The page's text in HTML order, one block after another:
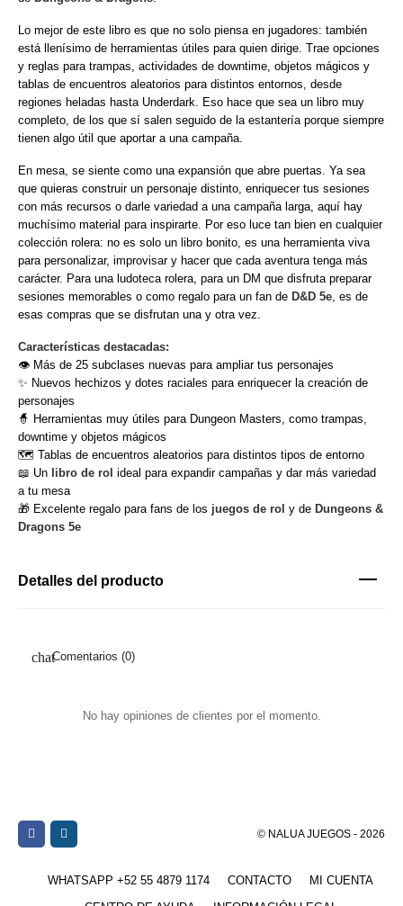
Lo mejor de este libro es que no solo piensa en jugadores: también
está llenísimo de herramientas útiles para quien dirige. Trae opciones
y reglas para trampas, actividades de downtime, objetos mágicos y
tablas de encuentros aleatorios para distintos entornos, desde
regiones heladas hasta Underdark. Eso hace que sea un libro muy
completo, de los que sí salen seguido de la estantería porque siempre
tienen algo útil que aportar a una campaña.
En mesa, se siente como una expansión que abre puertas. Ya sea
que quieras construir un personaje distinto, enriquecer tus sesiones
con más recursos o darle variedad a una campaña larga, aquí hay
muchísimo material para inspirarte. Por eso luce tan bien en cualquier
colección rolera: no es solo un libro bonito, es una herramienta viva
para personalizar, improvisar y hacer que cada aventura tenga más
carácter. Para una ludoteca rolera, para un DM que disfruta preparar
sesiones memorables o como regalo para un fan de D&D 5e, es de
esas compras que se disfrutan una y otra vez.
Características destacadas:
👁️ Más de 25 subclases nuevas para ampliar tus personajes
✨ Nuevos hechizos y dotes raciales para enriquecer la creación de
personajes
🧙 Herramientas muy útiles para Dungeon Masters, como trampas,
downtime y objetos mágicos
🗺️ Tablas de encuentros aleatorios para distintos tipos de entorno
📖 Un libro de rol ideal para expandir campañas y dar más variedad
a tu mesa
🎁 Excelente regalo para fans de los juegos de rol y de Dungeons &
Dragons 5e
Detalles del producto
Comentarios (0)
No hay opiniones de clientes por el momento.
© NALUA JUEGOS - 2026
WHATSAPP +52 55 4879 1174 CONTACTO
MI CUENTA